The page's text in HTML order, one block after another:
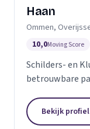
Haan
Ommen,
10,0Moving Score
Schilders- en
betrouwbare
in november
door onze...
Bekijk profiel